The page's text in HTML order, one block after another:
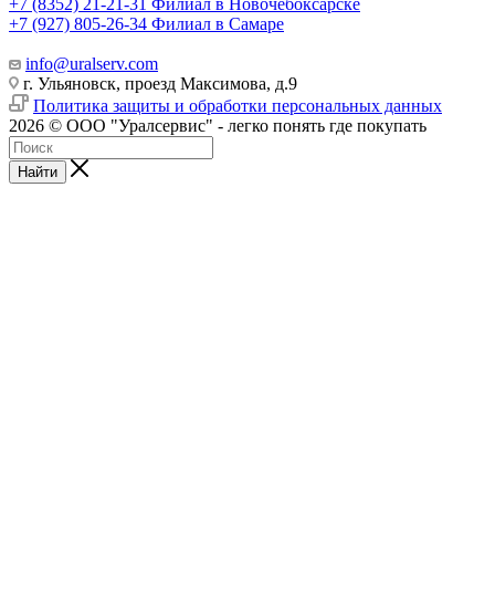
+7 (8352) 21-21-31 Филиал в Новочебоксарске
+7 (927) 805-26-34 Филиал в Самаре
info@uralserv.com
г. Ульяновск, проезд Максимова, д.9
Политика защиты и обработки персональных данных
2026 © ООО "Уралсервис" - легко понять где покупать
Найти